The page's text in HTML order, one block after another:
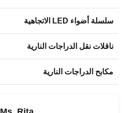
سلسلة أضواء LED الاتجاهية
ناقلات نقل الدراجات النارية
مكابح الدراجات النارية